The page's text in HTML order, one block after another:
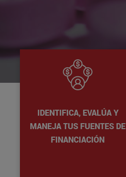
IDENTIFICA, EVALÚA Y
MANEJA TUS FUENTES DE
FINANCIACIÓN